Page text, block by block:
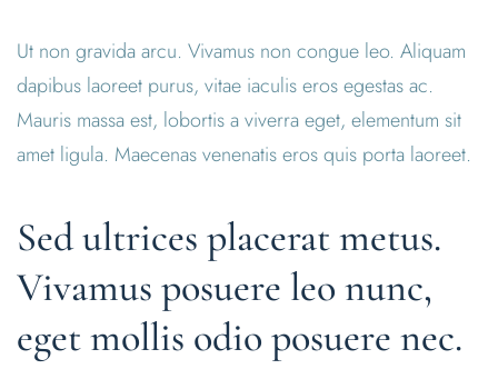
Ut non gravida arcu. Vivamus non congue leo. Aliquam
dapibus laoreet purus, vitae iaculis eros egestas ac.
Mauris massa est, lobortis a viverra eget, elementum sit
amet ligula. Maecenas venenatis eros quis porta laoreet.
Sed ultrices placerat metus.
Vivamus posuere leo nunc,
eget mollis odio posuere nec.